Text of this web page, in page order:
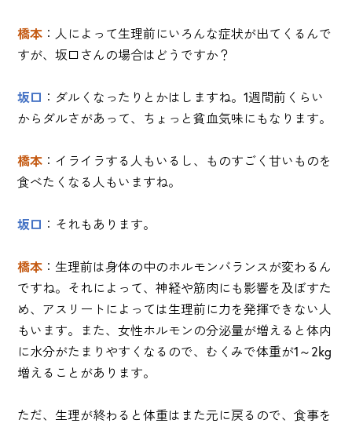
橋本 ：人によって生理前にいろんな症状が出てくるんで
すが、坂口さんの場合はどうですか？
坂口 ：ダルくなったりとかはしますね。1週間前くらい
からダルさがあって、ちょっと貧血気味にもなります。
橋本 ：イライラする人もいるし、ものすごく甘いものを
食べたくなる人もいますね。
坂口 ：それもあります。
橋本 ：生理前は身体の中のホルモンバランスが変わるん
ですね。それによって、神経や筋肉にも影響を及ぼすた
め、アスリートによっては生理前に力を発揮できない人
もいます。また、女性ホルモンの分泌量が増えると体内
に水分がたまりやすくなるので、むくみで体重が1～2kg
増えることがあります。
ただ、生理が終わると体重はまた元に戻るので、食事を